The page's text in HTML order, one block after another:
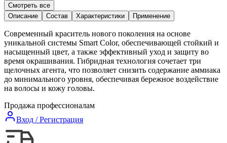
Смотреть все
Описание
Состав Характеристики Применение
Современный краситель нового поколения на основе
уникальной системы Smart Color, обеспечивающей стойкий и
насыщенный цвет, а также эффективный уход и защиту во
время окрашивания. Гибридная технология сочетает три
щелочных агента, что позволяет снизить содержание аммиака
до минимального уровня, обеспечивая бережное воздействие
на волосы и кожу головы.
Продажа профессионалам
Вход / Регистрация